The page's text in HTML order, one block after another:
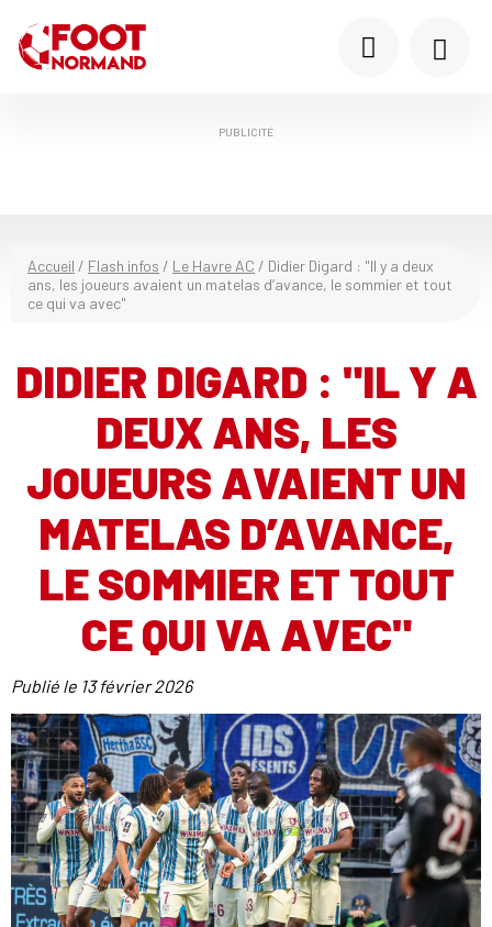
PUBLICITÉ
Accueil / Flash infos / Le Havre AC / Didier Digard : "Il y a deux
ans, les joueurs avaient un matelas d’avance, le sommier et tout
ce qui va avec"
DIDIER DIGARD : "IL Y A
DEUX ANS, LES
JOUEURS AVAIENT UN
MATELAS D’AVANCE,
LE SOMMIER ET TOUT
CE QUI VA AVEC"
Publié le 13 février 2026